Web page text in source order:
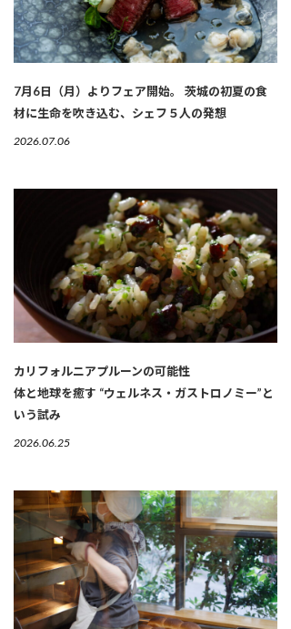
7月6日（月）よりフェア開始。 茨城の初夏の食
材に生命を吹き込む、シェフ５人の発想
2026.07.06
カリフォルニアプルーンの可能性
体と地球を癒す “ウェルネス・ガストロノミー”と
いう試み
2026.06.25